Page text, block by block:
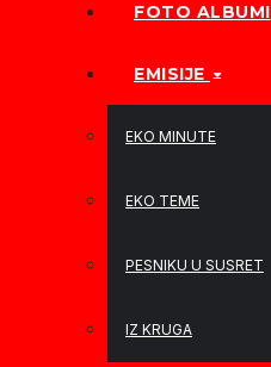
FOTO ALBUMI
EMISIJE
EKO MINUTE
EKO TEME
PESNIKU U SUSRET
IZ KRUGA